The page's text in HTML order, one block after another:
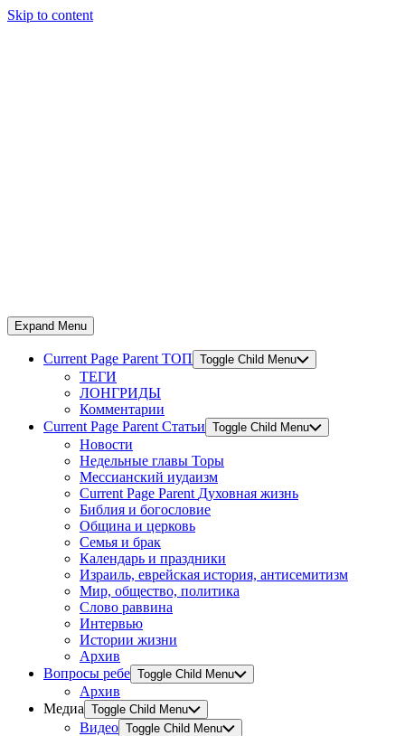
Skip to content
Expand Menu
Current Page Parent ТОП Toggle Child Menu
ТЕГИ
ЛОНГРИДЫ
Комментарии
Current Page Parent Статьи Toggle Child Menu
Новости
Недельные главы Торы
Мессианский иудаизм
Current Page Parent Духовная жизнь
Библия и богословие
Община и церковь
Семья и брак
Календарь и праздники
Израиль, еврейская история, антисемитизм
Мир, общество, политика
Слово раввина
Интервью
Истории жизни
Архив
Вопросы ребе Toggle Child Menu
Архив
Медиа Toggle Child Menu
Видео Toggle Child Menu